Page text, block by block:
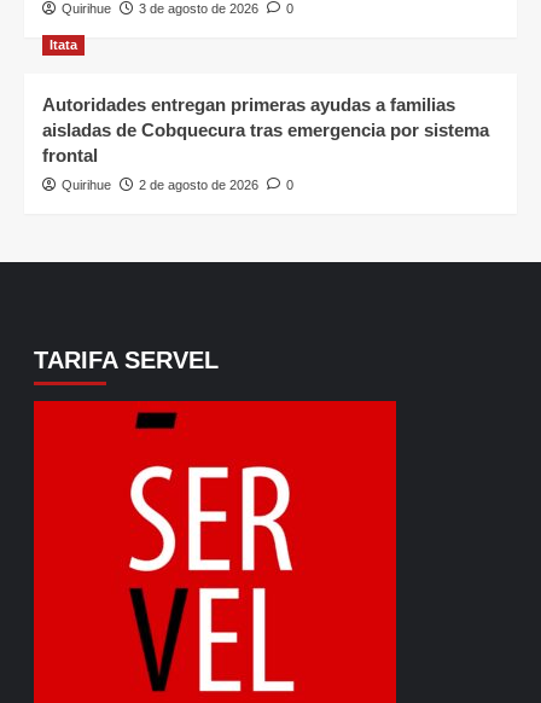
Quirihue 3 de agosto de 2026 0
Itata
Autoridades entregan primeras ayudas a familias
aisladas de Cobquecura tras emergencia por sistema
frontal
Quirihue 2 de agosto de 2026 0
TARIFA SERVEL